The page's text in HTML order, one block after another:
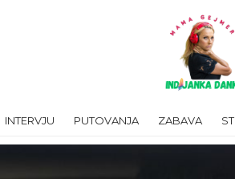
INTERVJU PUTOVANJA ZABAVA